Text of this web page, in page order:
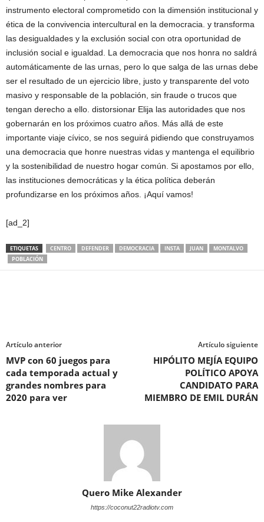
instrumento electoral comprometido con la dimensión institucional y
ética de la convivencia intercultural en la democracia. y transforma
las desigualdades y la exclusión social con otra oportunidad de
inclusión social e igualdad. La democracia que nos honra no saldrá
automáticamente de las urnas, pero lo que salga de las urnas debe
ser el resultado de un ejercicio libre, justo y transparente del voto
masivo y responsable de la población, sin fraude o trucos que
tengan derecho a ello. distorsionar Elija las autoridades que nos
gobernarán en los próximos cuatro años. Más allá de este
importante viaje cívico, se nos seguirá pidiendo que construyamos
una democracia que honre nuestras vidas y mantenga el equilibrio
y la sostenibilidad de nuestro hogar común. Si apostamos por ello,
las instituciones democráticas y la ética política deberán
profundizarse en los próximos años. ¡Aquí vamos!
[ad_2]
ETIQUETAS CENTRO DEFENDER DEMOCRACIA INSTA JUAN
MONTALVO
POBLACIÓN
Artículo anterior
MVP con 60 juegos para
cada temporada actual y
grandes nombres para
2020 para ver
Artículo siguiente
HIPÓLITO MEJÍA EQUIPO
POLÍTICO APOYA
CANDIDATO PARA
MIEMBRO DE EMIL DURÁN
Quero Mike Alexander
https://coconut22radiotv.com